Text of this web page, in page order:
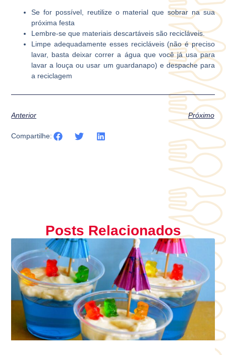
Se for possível, reutilize o material que sobrar na sua
próxima festa​​
Lembre-se que materiais descartáveis são recicláveis.
Limpe adequadamente esses recicláveis (não é preciso
lavar, basta deixar correr a água que você ​​já usa para
lavar a louça ou usar um guardanapo) e despache para
a reciclagem
Anterior Próximo
Compartilhe:
Posts Relacionados